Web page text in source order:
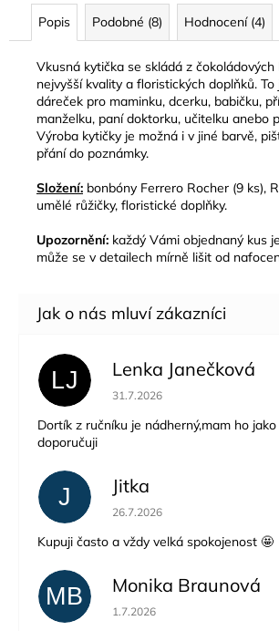
Popis Podobné (8) Hodnocení (4)
Vkusná kytička se skládá z čokoládových
nejvyšší kvality a floristických doplňků. To
dáreček pro maminku, dcerku, babičku,
manželku, paní doktorku, učitelku anebo
Výroba kytičky je možná i v jiné barvě,
přání do poznámky.
Složení: bonbóny Ferrero Rocher (9 ks),
umělé růžičky, floristické doplňky.
Upozornění: každý Vámi objednaný kus
může se v detailech mírně lišit od
LJ Lenka Janečková
Hodnocení obchodu je 5 z 5
31.7.2026
Dortík z ručníku je nádherný,mam ho
doporučuji
J Jitka
Hodnocení obchodu je 5 z 5
26.7.2026
Kupuji často a vždy velká spokojenost 🤩
MB Monika Braunová
Hodnocení obchodu je 5 z 5
1.7.2026